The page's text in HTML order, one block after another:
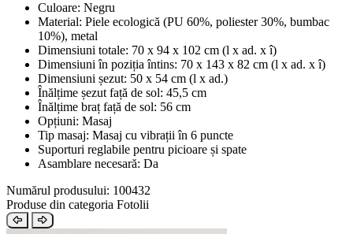
Culoare: Negru
Material: Piele ecologică (PU 60%, poliester 30%, bumbac
10%), metal
Dimensiuni totale: 70 x 94 x 102 cm (l x ad. x î)
Dimensiuni în poziția întins: 70 x 143 x 82 cm (l x ad. x î)
Dimensiuni șezut: 50 x 54 cm (l x ad.)
Înălțime șezut față de sol: 45,5 cm
Înălțime braț față de sol: 56 cm
Opțiuni: Masaj
Tip masaj: Masaj cu vibrații în 6 puncte
Suporturi reglabile pentru picioare și spate
Asamblare necesară: Da
Numărul produsului: 100432
Produse din categoria Fotolii